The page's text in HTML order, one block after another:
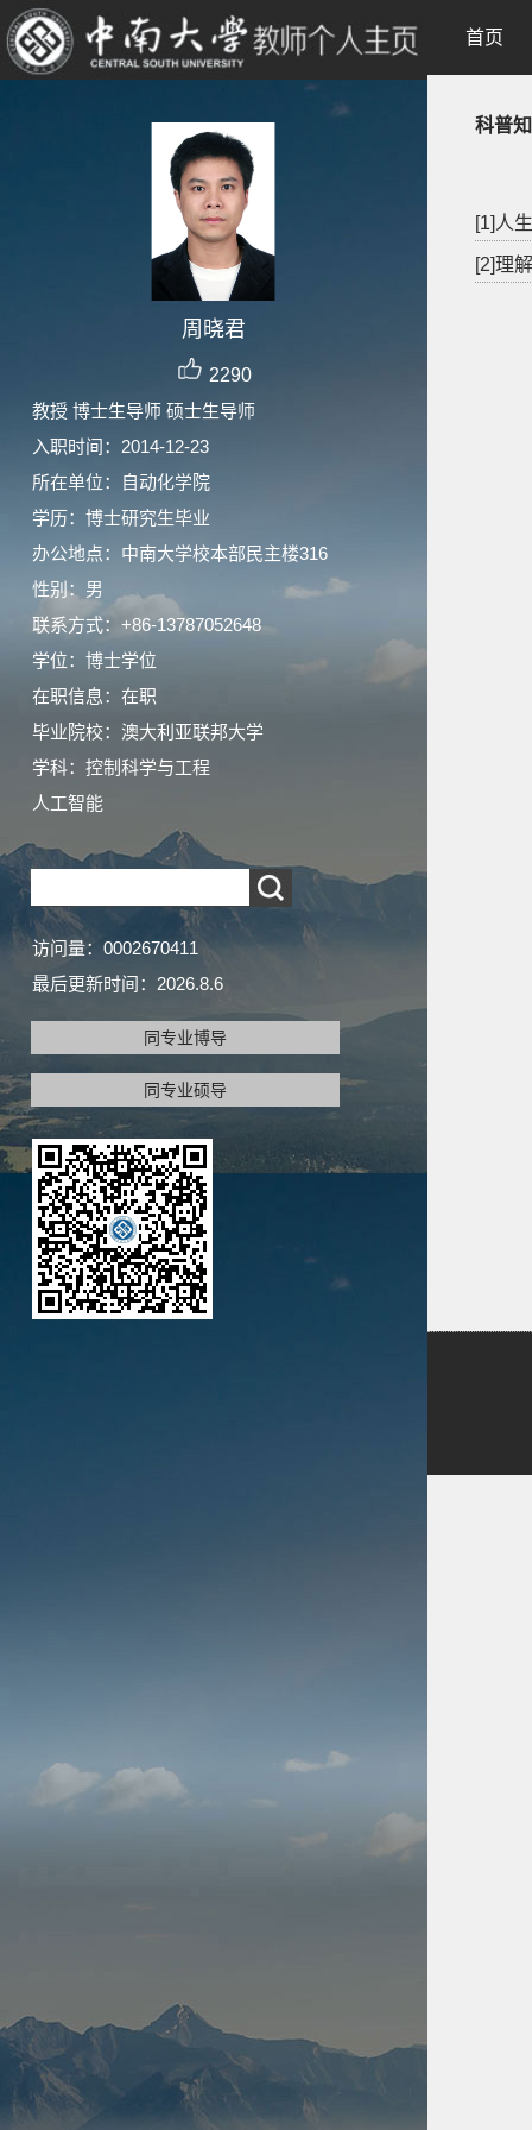
周晓君
2290
教授 博士生导师 硕士生导师
入职时间：2014-12-23
所在单位：自动化学院
学历：博士研究生毕业
办公地点：中南大学校本部民主楼316
性别：男
联系方式：+86-13787052648
学位：博士学位
在职信息：在职
毕业院校：澳大利亚联邦大学
学科：控制科学与工程
人工智能
访问量： 0002670411
最后更新时间： 2026.8.6
同专业博导
同专业硕导
首页
科普
[1]人
[2]理